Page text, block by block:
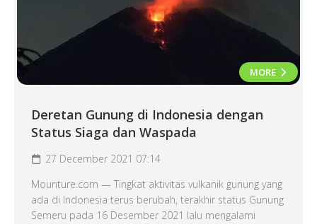
MORE
Deretan Gunung di Indonesia dengan
Status Siaga dan Waspada
27 December 2021 07:14
Mounture.com — Tingkat aktivitas vulkanik gunung yang
ada di Indonesia terus berubah, terakhir status Gunung
Semeru pada 16 Desember 2021 lalu mengalami